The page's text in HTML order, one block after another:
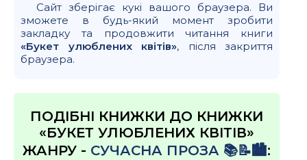
Сайт зберігає кукі вашого браузера. Ви
зможете в будь-який момент зробити
закладку та продовжити читання книги
«Букет улюблених квітів», після закриття
браузера.
ПОДІБНІ КНИЖКИ ДО КНИЖКИ
«БУКЕТ УЛЮБЛЕНИХ КВІТІВ»
ЖАНРУ - СУЧАСНА ПРОЗА 📚📝🏙️: